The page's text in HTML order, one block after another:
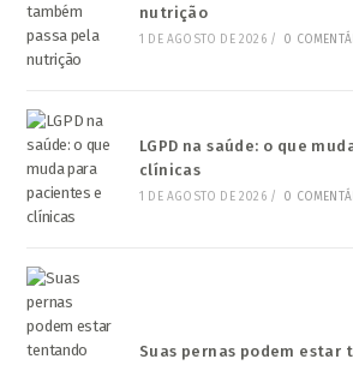
nutrição
1 DE AGOSTO DE 2026 / 0
LGPD na saúde: o que
clínicas
1 DE AGOSTO DE 2026 / 0
Suas pernas podem estar